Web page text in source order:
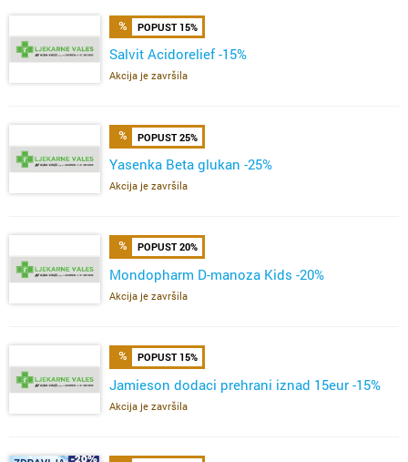
POPUST 15%
Salvit Acidorelief -15%
Akcija je završila
POPUST 25%
Yasenka Beta glukan -25%
Akcija je završila
POPUST 20%
Mondopharm D-manoza Kids -20%
Akcija je završila
POPUST 15%
Jamieson dodaci prehrani iznad 15eur -15%
Akcija je završila